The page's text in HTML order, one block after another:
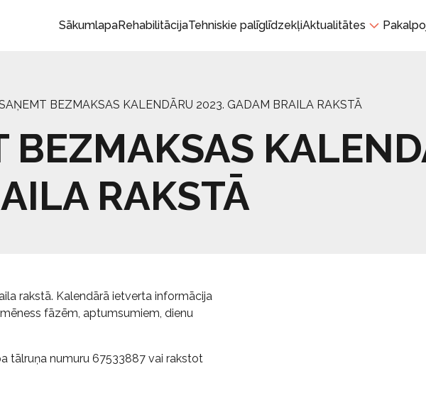
SākumlapaRehabilitācijaTehniskie palīglīdzekļiAktualitātes
BEZMAKSAS KALENDĀRU 2023. GADAM BRAILA RAKSTĀ
BEZMAKSAS
RAKSTĀ
rakstā. Kalendārā ietverta informācija
fāzēm, aptumsumiem, dienu
tālruņa numuru 67533887 vai rakstot